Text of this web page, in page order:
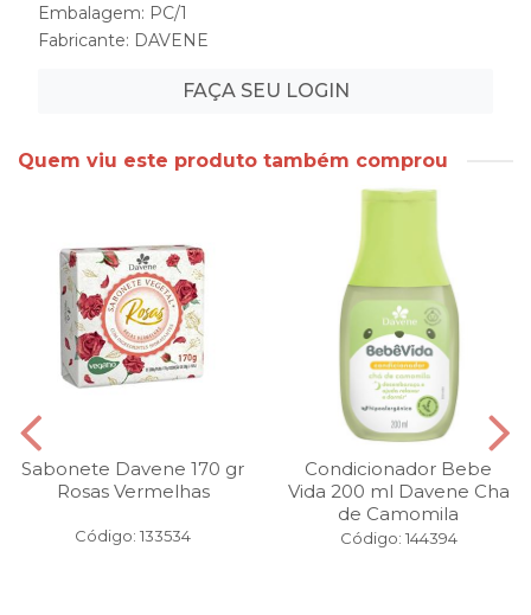
Embalagem: PC/1
Fabricante: DAVENE
FAÇA SEU LOGIN
Quem viu este produto também comprou
Sabonete Davene 170 gr
Rosas Vermelhas
Código: 133534
Condicionador Bebe
Vida 200 ml Davene Cha
de Camomila
Código: 144394